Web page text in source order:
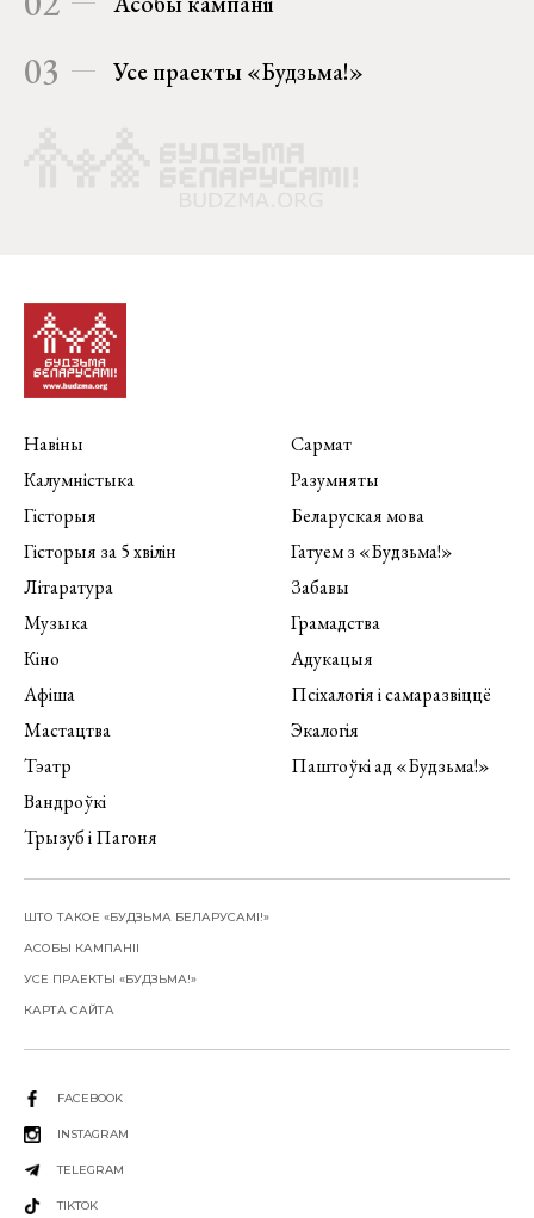
03 Усе праекты «Будзьма!»
Навіны
Калумністыка
Гісторыя
Гісторыя за 5 хвілін
Літаратура
Музыка
Кіно
Афіша
Мастацтва
Тэатр
Вандроўкі
Трызуб і Пагоня
Сармат
Разумняты
Беларуская мова
Гатуем з «Будзьма!»
Забавы
Грамадства
Адукацыя
Псіхалогія і самаразвіццё
Экалогія
Паштоўкі ад «Будзьма!»
ШТО ТАКОЕ «БУДЗЬМА БЕЛАРУСАМІ!»
АСОБЫ КАМПАНІІ
УСЕ ПРАЕКТЫ «БУДЗЬМА!»
КАРТА САЙТА
FACEBOOK
INSTAGRAM
TELEGRAM
TIKTOK